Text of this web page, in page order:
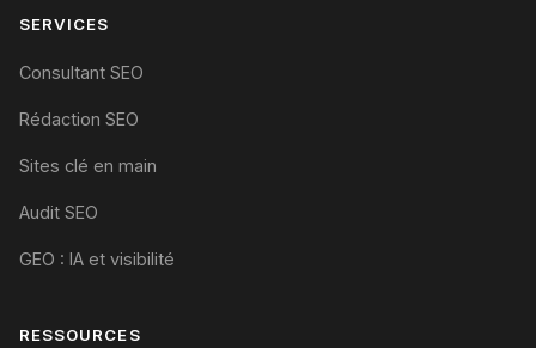
SERVICES
Consultant SEO
Rédaction SEO
Sites clé en main
Audit SEO
GEO : IA et visibilité
RESSOURCES